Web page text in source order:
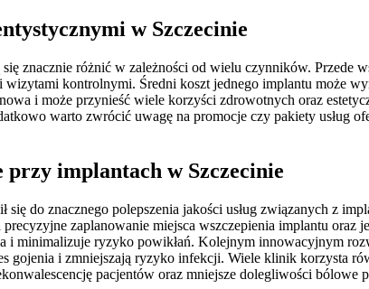
w Szczecinie
znacznie różnić w zależności od wielu czynników. Przede
kontrolnymi. Średni koszt jednego implantu może
i może przynieść wiele korzyści zdrowotnych oraz
warto zwrócić uwagę na promocje czy pakiety usług
przy implantach w Szczecinie
do znacznego polepszenia jakości usług związanych z
zaplanowanie miejsca wszczepienia implantu oraz
i minimalizuje ryzyko powikłań. Kolejnym innowacyjnym
gojenia i zmniejszają ryzyko infekcji. Wiele klinik korzysta
pacjentów oraz mniejsze dolegliwości bólowe